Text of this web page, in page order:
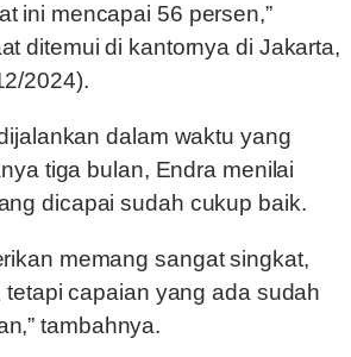
ini mencapai 56 persen,”
ditemui di kantornya di Jakarta,
2024).
dalam waktu yang
tiga bulan, Endra menilai
dicapai sudah cukup baik.
memang sangat singkat,
tetapi capaian yang ada sudah
tambahnya.